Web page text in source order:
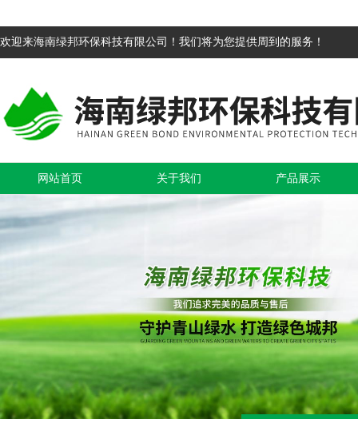
欢迎来海南绿邦环保科技有限公司！我们将为您提供周到的服务！
网站首页 关于我们 产品展示